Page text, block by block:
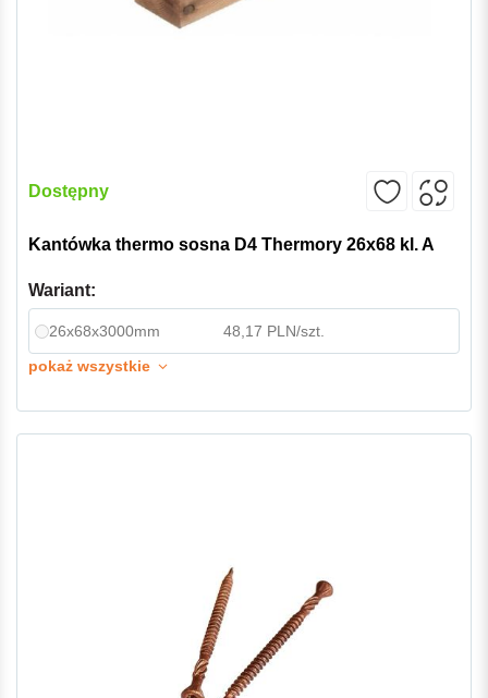
Dostępny
Kantówka thermo sosna D4 Thermory 26x68 kl. A
Wariant:
26x68x3000mm
48,17 PLN/szt.
pokaż wszystkie